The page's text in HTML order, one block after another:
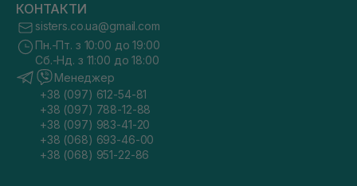
КОНТАКТИ
sisters.co.ua@gmail.com
Пн.-Пт. з 10:00 до 19:00
Сб.-Нд. з 11:00 до 18:00
Менеджер
+38 (097) 612-54-81
+38 (097) 788-12-88
+38 (097) 983-41-20
+38 (068) 693-46-00
+38 (068) 951-22-86